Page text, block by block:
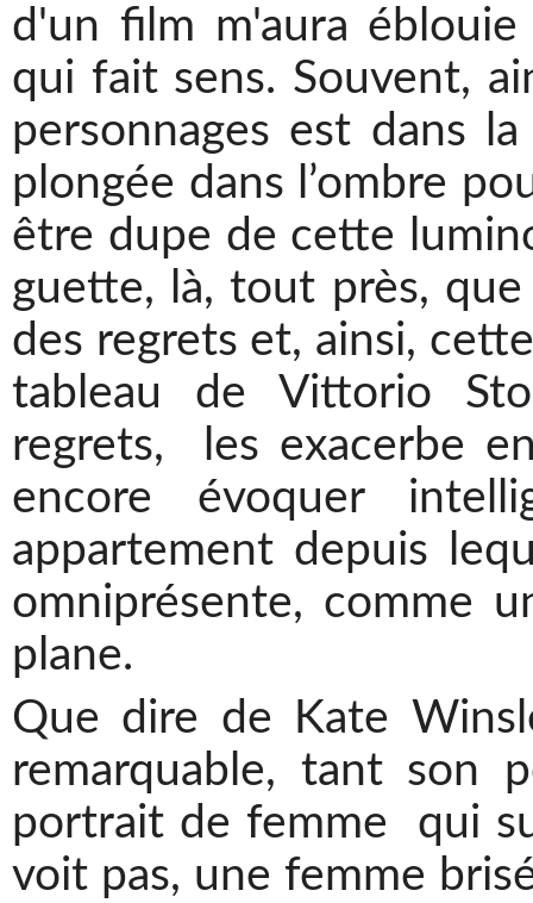
d'un film m'aura
qui fait sens. Souvent,
personnages est dans
plongée dans l’ombre
être dupe de cette
guette, là, tout près,
des regrets et, ainsi,
tableau de Vittorio
regrets, les exacerbe
encore évoquer
appartement depuis
omniprésente, comme
plane.
Que dire de Kate
remarquable, tant son
portrait de femme qui
voit pas, une femme